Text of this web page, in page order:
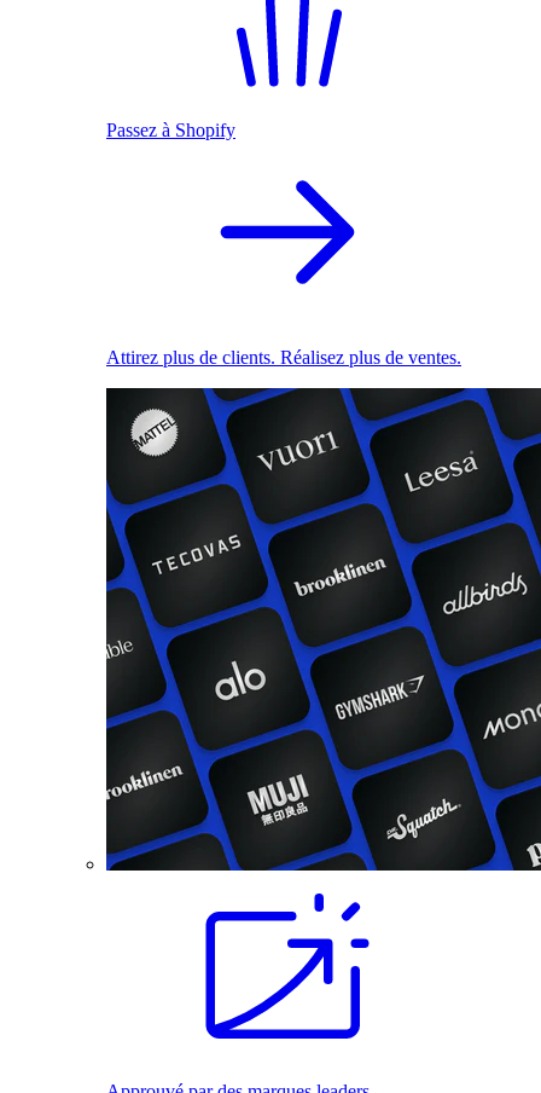
Passez à Shopify
Attirez plus de clients. Réalisez plus de ventes.